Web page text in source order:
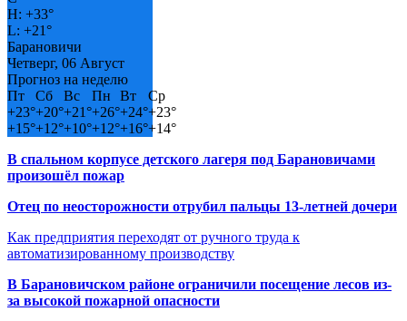
H: +33°
L: +21°
Барановичи
Четверг, 06 Август
Прогноз на неделю
Пт
Сб Вс Пн Вт
Ср
+23°+20°+21°+26°+24°+23°
+15°+12°+10°+12°+16°+14°
В спальном корпусе детского лагеря под Барановичами
произошёл пожар
Отец по неосторожности отрубил пальцы 13-летней дочери
Как предприятия переходят от ручного труда к
автоматизированному производству
В Барановичском районе ограничили посещение лесов из-
за высокой пожарной опасности